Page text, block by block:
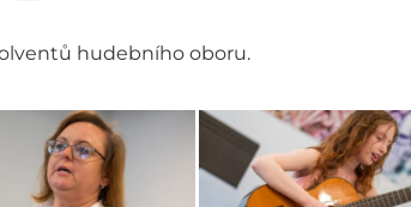
hudebního oboru.